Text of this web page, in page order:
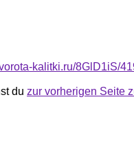
kalitki.ru/8GlD1iS/
du zur vorherigen Seite